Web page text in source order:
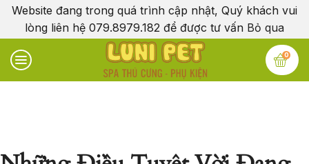
Website đang trong quá trình cập nhật, Quý khách vui
lòng liên hệ 079.8979.182 để được tư vấn Bỏ qua
0